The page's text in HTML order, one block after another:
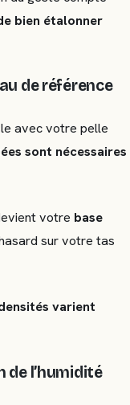
bien étalonner
de référence
avec votre pelle
sont nécessaires
votre base
sur votre tas
varient
de l’humidité